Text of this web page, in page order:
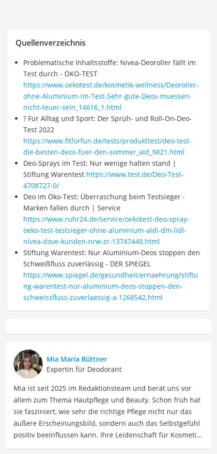
Quellenverzeichnis
Problematische Inhaltsstoffe: Nivea-Deoroller fällt im
Test durch - ÖKO-TEST
https://www.oekotest.de/kosmetik-wellness/Deoroller-
ohne-Aluminium-im-Test-Sehr-gute-Deos-muessen-
nicht-teuer-sein_14616_1.html
? Für Alltag und Sport: Der Sprüh- und Roll-On-Deo-
Test 2022
https://www.fitforfun.de/tests/produkttest/deo-test-
die-besten-deos-fuer-den-sommer_aid_9821.html
Deo-Sprays im Test: Nur wenige halten stand |
Stiftung Warentest https://www.test.de/Deo-Test-
4708727-0/
Deo im Öko-Test: Überraschung beim Testsieger -
Marken fallen durch | Service
https://www.ruhr24.de/service/oekotest-deo-spray-
oeko-test-testsieger-ohne-aluminium-aldi-dm-lidl-
nivea-dove-kunden-nrw-zr-13747448.html
Stiftung Warentest: Nur Aluminium-Deos stoppen den
Schweißfluss zuverlässig - DER SPIEGEL
https://www.spiegel.de/gesundheit/ernaehrung/stiftu
ng-warentest-nur-aluminium-deos-stoppen-den-
schweissfluss-zuverlaessig-a-1268542.html
Mia Maria Büttner
Expertin für Deodorant
Mia ist seit 2025 im Redaktionsteam und berät uns vor
allem zum Thema Hautpflege und Beauty. Schon früh hat
sie fasziniert, wie sehr die richtige Pflege nicht nur das
äußere Erscheinungsbild, sondern auch das Selbstgefühl
positiv beeinflussen kann. Ihre Leidenschaft für Kosmetik